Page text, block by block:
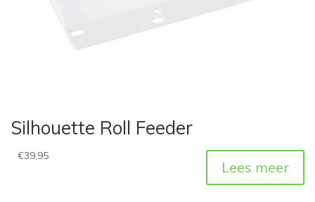
Silhouette Roll Feeder
€39,95
Lees meer